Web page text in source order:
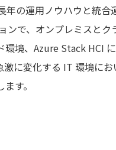
年の運用ノウハウと統
ンで、オンプレミスとク
環境、Azure Stack HCI
激に変化する IT 環境に
す。